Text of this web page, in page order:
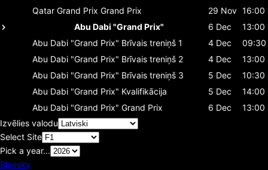
Qatar Grand Prix Grand Prix 29 Nov 16:00
Abu Dabi "Grand Prix"
6 Dec
13:00
Abu Dabi "Grand Prix" Brīvais treniņš 1 4 Dec
09:30
Abu Dabi "Grand Prix" Brīvais treniņš 2 4 Dec
13:00
Abu Dabi "Grand Prix" Brīvais treniņš 3 5 Dec
10:30
Abu Dabi "Grand Prix" Kvalifikācija 5 Dec
14:00
Abu Dabi "Grand Prix" Grand Prix 6 Dec
13:00
Izvēlies valodu
Select Site
Pick a year...
Bluesky